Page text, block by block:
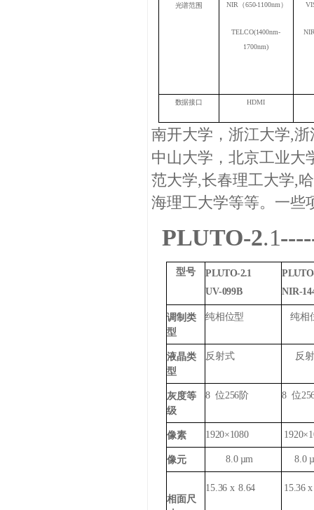
光谱范围 NIR（650-1100nm）
TELCO(1400nm-
1700nm)
数据接口 HDMI
南开大学，浙江大学,浙
中山大学，北京工业大
范大学,长春理工大学,
海理工大学等等。一些
PLUTO-2.1
型号
PLUTO-2.1
UV-099B
NIR-
调制类
型
纯相位型 纯相
液晶类
型
反射式 反
灰度等
级
8 位256阶 8 位
像素 1920×1080
像元 8.0 µm 8.0
相面尺
15.36 x 8.64 15.36 x